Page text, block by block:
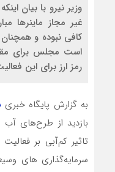
وزیر نیرو‌ با بیان
غیر مجاز ماینرها
کافی نبوده و همچنان
است مجلس برای
رمز ارز برای این
به گزارش پایگاه خبری
بازدید از طرح‌های آب
تاثیر کم‌آبی بر
سرمایه‌گذاری های